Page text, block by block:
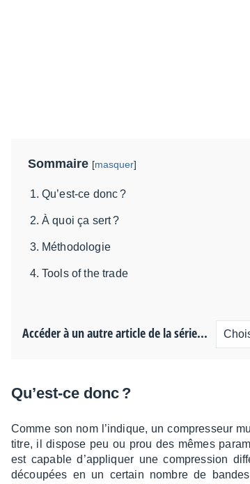
Sommaire [masquer]
Qu’est-ce donc ?
À quoi ça sert ?
Méthodologie
Tools of the trade
Accéder à un autre article de la série...
Qu’est-ce donc ?
Comme son nom l’in­dique, un compres­seur
titre, il dispose peu ou prou des mêmes
est capable d’ap­pliquer une compres­sion
décou­pées en un certain nombre de